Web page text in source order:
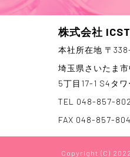
株式会社 ICST
本社所在地 〒
埼玉県さいたま
5丁目17-1 S4タ
TEL 048-857-
FAX 048-857-
Copyright (C)